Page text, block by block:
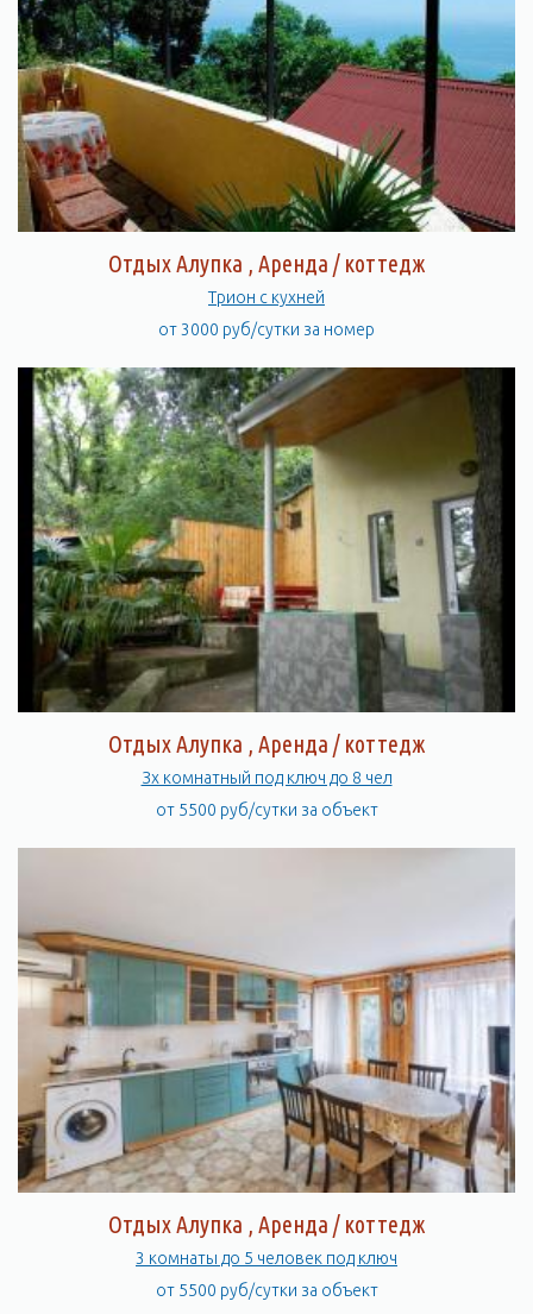
Отдых Алупка , Аренда / коттедж
Трион c кухней
от 3000 руб/сутки за номер
Отдых Алупка , Аренда / коттедж
Зх комнатный под ключ до 8 чел
от 5500 руб/сутки за объект
Отдых Алупка , Аренда / коттедж
3 комнаты до 5 человек под ключ
от 5500 руб/сутки за объект